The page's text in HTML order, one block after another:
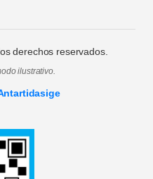
derechos reservados.
ilustrativo.